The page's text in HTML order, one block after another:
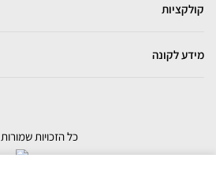
קולקציות
מידע לקונה
בניית אתרי מכירות
כל הזכויות שמורות